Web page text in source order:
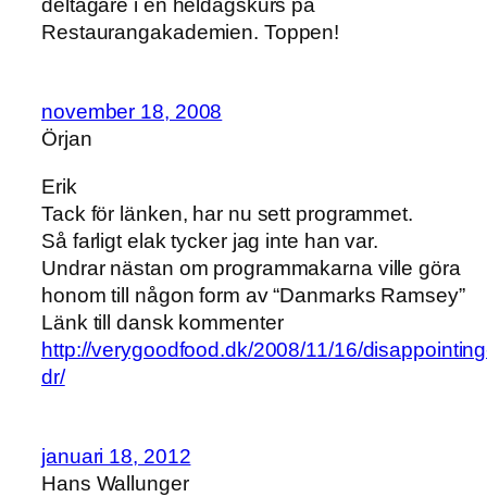
Restaurangakademien. Toppen!
november 18, 2008
Örjan
Erik
Tack för länken, har nu sett programmet.
Så farligt elak tycker jag inte han var.
Undrar nästan om programmakarna ville göra
honom till någon form av “Danmarks Ramsey”
Länk till dansk kommenter
http://verygoodfood.dk/2008/11/16/
dr/
januari 18, 2012
Hans Wallunger